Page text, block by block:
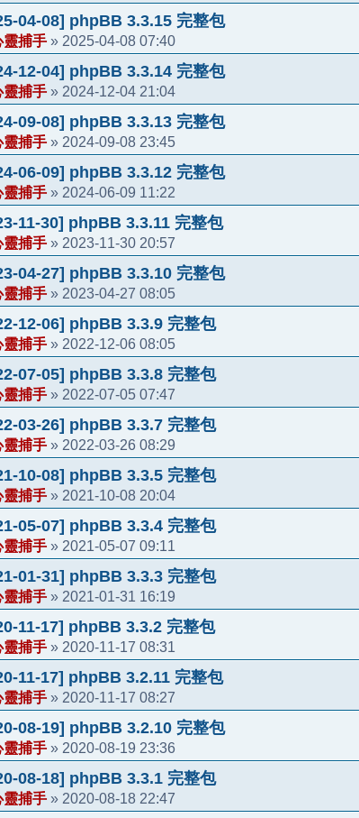
04-08] phpBB 3.3.15 完整包
靈捕手 » 2025-04-08 07:40
12-04] phpBB 3.3.14 完整包
靈捕手 » 2024-12-04 21:04
09-08] phpBB 3.3.13 完整包
靈捕手 » 2024-09-08 23:45
06-09] phpBB 3.3.12 完整包
靈捕手 » 2024-06-09 11:22
11-30] phpBB 3.3.11 完整包
靈捕手 » 2023-11-30 20:57
04-27] phpBB 3.3.10 完整包
靈捕手 » 2023-04-27 08:05
12-06] phpBB 3.3.9 完整包
靈捕手 » 2022-12-06 08:05
07-05] phpBB 3.3.8 完整包
靈捕手 » 2022-07-05 07:47
03-26] phpBB 3.3.7 完整包
靈捕手 » 2022-03-26 08:29
10-08] phpBB 3.3.5 完整包
靈捕手 » 2021-10-08 20:04
05-07] phpBB 3.3.4 完整包
靈捕手 » 2021-05-07 09:11
01-31] phpBB 3.3.3 完整包
靈捕手 » 2021-01-31 16:19
11-17] phpBB 3.3.2 完整包
靈捕手 » 2020-11-17 08:31
11-17] phpBB 3.2.11 完整包
靈捕手 » 2020-11-17 08:27
08-19] phpBB 3.2.10 完整包
靈捕手 » 2020-08-19 23:36
08-18] phpBB 3.3.1 完整包
靈捕手 » 2020-08-18 22:47